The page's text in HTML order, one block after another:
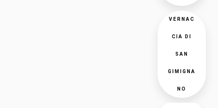
VERNAC
CIA DI
SAN
GIMIGNA
NO